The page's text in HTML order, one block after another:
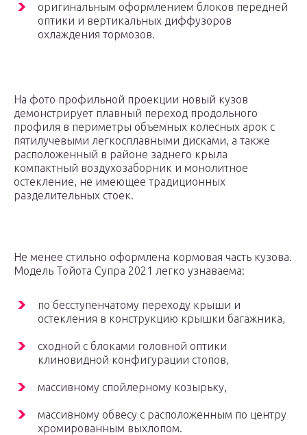
оригинальным оформлением блоков передней
оптики и вертикальных диффузоров
охлаждения тормозов.
На фото профильной проекции новый кузов
демонстрирует плавный переход продольного
профиля в периметры объемных колесных арок с
пятилучевыми легкосплавными дисками, а также
расположенный в районе заднего крыла
компактный воздухозаборник и монолитное
остекление, не имеющее традиционных
разделительных стоек.
Не менее стильно оформлена кормовая часть кузова.
Модель Тойота Супра 2021 легко узнаваема:
по бесступенчатому переходу крыши и
остекления в конструкцию крышки багажника,
сходной с блоками головной оптики
клиновидной конфигурации стопов,
массивному спойлерному козырьку,
массивному обвесу с расположенным по центру
хромированным выхлопом.